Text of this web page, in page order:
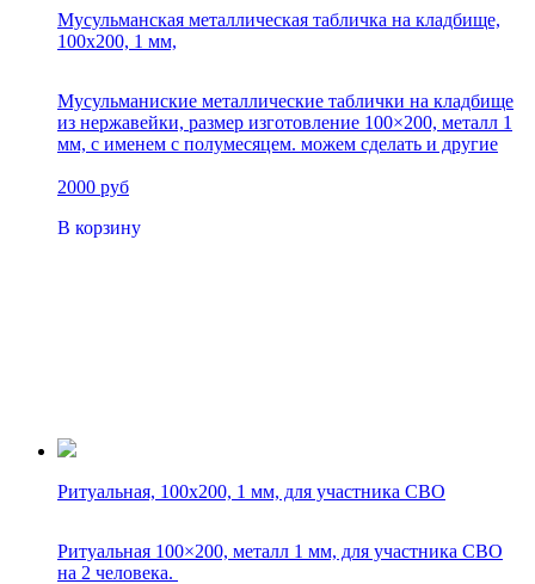
Мусульманская металлическая табличка на кладбище,
100х200, 1 мм,
Мусульманиские металлические таблички на кладбище
из нержавейки, размер изготовление 100×200, металл 1
мм, с именем с полумесяцем. можем сделать и другие
2000 руб
В корзину
Ритуальная, 100х200, 1 мм, для участника СВО
Ритуальная 100×200, металл 1 мм, для участника СВО
на 2 человека.